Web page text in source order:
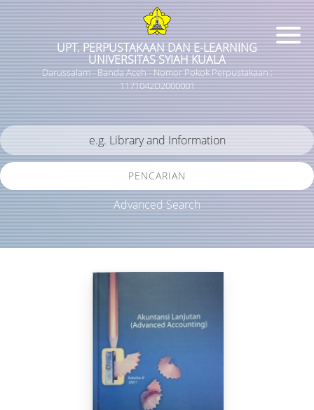
UPT. PERPUSTAKAAN DAN E-LEARNING
UNIVERSITAS SYIAH KUALA
Darussalam - Banda Aceh - Nomor Pokok Perpustakaan :
1171042D2000001
PENCARIAN
Advanced Search